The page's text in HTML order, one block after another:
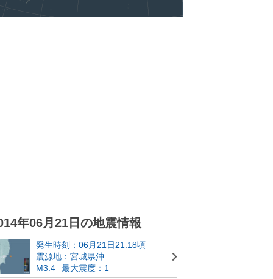
年06月21日の地震情報
発生時刻：06月21日21:18頃
震源地：宮城県沖
M3.4
最大震度：1